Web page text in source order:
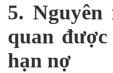
5. Nguyên
quan
hạn nợ